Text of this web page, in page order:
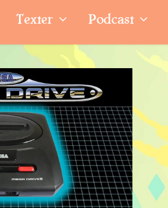
Texter Podcast